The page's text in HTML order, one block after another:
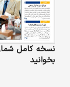
نسخه کامل
بخوانید